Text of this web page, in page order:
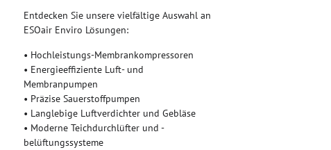
Entdecken Sie unsere vielfältige Auswahl an
ESOair Enviro Lösungen:
• Hochleistungs-Membrankompressoren
• Energieeffiziente Luft- und
Membranpumpen
• Präzise Sauerstoffpumpen
• Langlebige Luftverdichter und Gebläse
• Moderne Teichdurchlüfter und -
belüftungssysteme